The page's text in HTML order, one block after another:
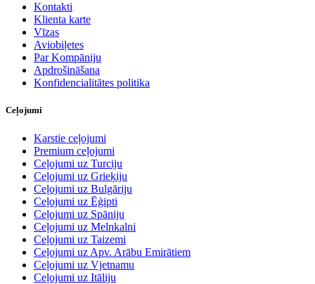
Kontakti
Klienta karte
Vīzas
Aviobiļetes
Par Kompāniju
Apdrošināšana
Konfidencialitātes politika
Ceļojumi
Karstie ceļojumi
Premium ceļojumi
Ceļojumi uz Turciju
Ceļojumi uz Grieķiju
Ceļojumi uz Bulgāriju
Ceļojumi uz Ēģipti
Ceļojumi uz Spāniju
Ceļojumi uz Melnkalni
Ceļojumi uz Taizemi
Ceļojumi uz Apv. Arābu Emirātiem
Ceļojumi uz Vjetnamu
Ceļojumi uz Itāliju